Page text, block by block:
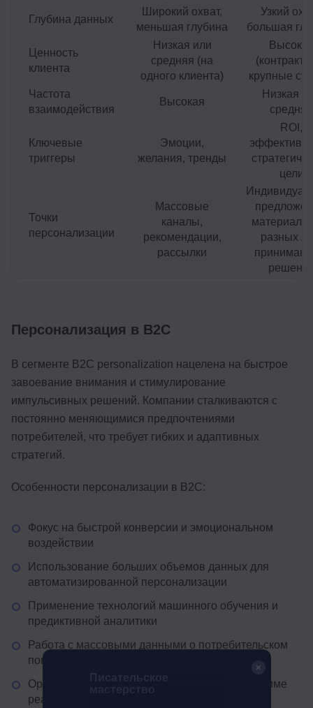
Глубина данных
Широкий охват,
меньшая глубина
Узкий
большая
Ценность
клиента
Низкая или
средняя (на
одного клиента)
крупные
Частота
взаимодействия
Высокая
Низкая
средняя
Ключевые
триггеры
Эмоции,
желания, тренды
ROI,
цели
Точки
персонализации
Массовые
каналы,
рекомендации,
рассылки
материалы
разных
Персонализация в B2C
В сегменте B2C personalization нацелена на быстрое
завоевание внимания и стимулирование
импульсивных решений. Компании сталкиваются с
постоянно меняющимися предпочтениями
потребителей, что требует гибких и адаптивных
стратегий.
Особенности персонализации в B2C:
Фокус на быстрой конверсии и эмоциональном
воздействии
Использование больших объемов данных для
автоматизированной персонализации
Применение технологий машинного обучения и
предиктивной аналитики
Работа с массовыми данными о потребительском
поведении
Ориентация на personalization контента в режиме
реального времени
Писательское